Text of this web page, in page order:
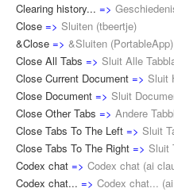
Clearing history... =>
Close => Sluiten (tbeertje)
&Close => &Sluiten (PortableApp)
Close All Tabs => Sluit Alle
Close Current Document => Sluit
Close Document => Sluit
Close Other Tabs => Andere
Close Tabs To The Left => Sluit
Close Tabs To The Right => Sluit
Codex chat => Codex chat (ai
Codex chat... => Codex chat... (